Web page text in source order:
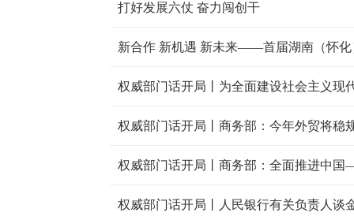
打好发展六仗 奋力闯创干
新合作 新机遇 新未来——首届湖南（怀化
权威部门话开局丨商务部：今年外贸将稳
权威部门话开局丨商务部：全面推进中国
权威部门话开局丨人民银行有关负责人谈